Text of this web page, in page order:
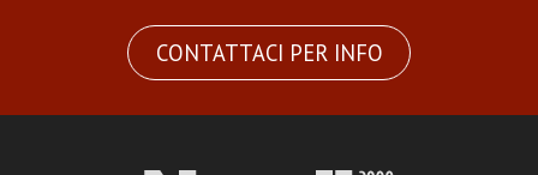
CONTATTACI PER INFO